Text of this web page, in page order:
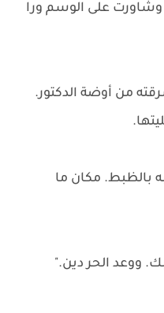
على الوسم ورا
من أوضة الدكتور.
بالظبط. مكان ما
ووعد الحر دين."